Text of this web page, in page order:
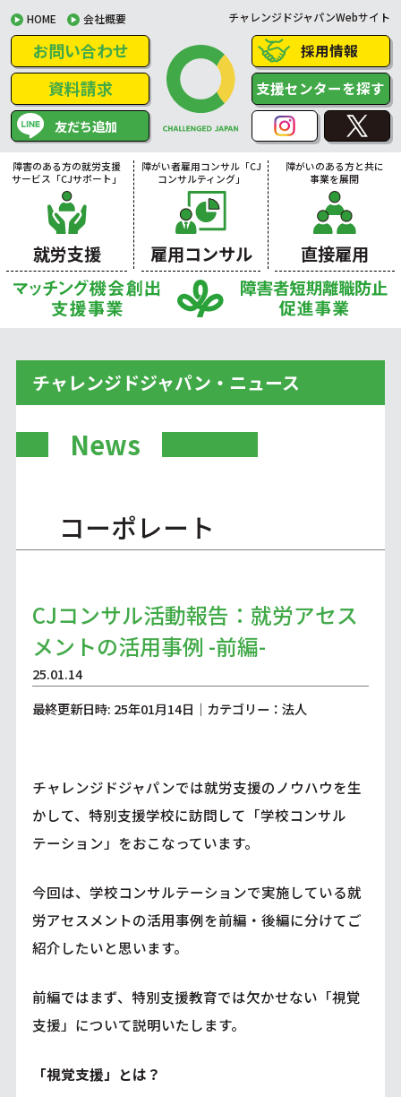
HOME 会社概要 チャレンジドジャパンWebサイト
お問い合わせ
資料請求
友だち追加
採用情報
支援センターを探す
障害のある方の就労支援
サービス「CJサポート」
就労支援
障がい者雇用コンサル「CJ
コンサルティング」
雇用コンサル
障がいのある方と共に
事業を展開
直接雇用
チャレンジドジャパン・ニュース
News
コーポレート
CJコンサル活動報告：就労アセス
メントの活用事例 -前編-
25.01.14
最終更新日時: 25年01月14日｜カテゴリー：法人
チャレンジドジャパンでは就労支援のノウハウを生
かして、特別支援学校に訪問して「学校コンサル
テーション」をおこなっています。
今回は、学校コンサルテーションで実施している就
労アセスメントの活用事例を前編・後編に分けてご
紹介したいと思います。
前編ではまず、特別支援教育では欠かせない「視覚
支援」について説明いたします。
「視覚支援」とは？